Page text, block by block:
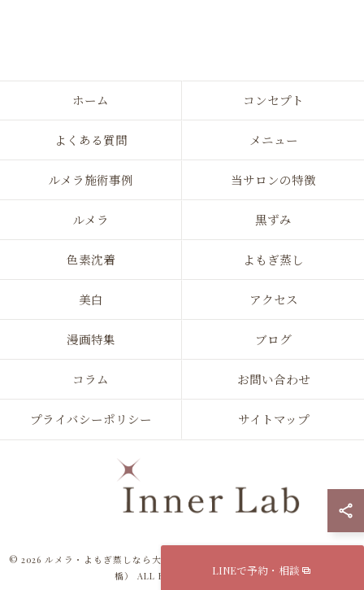
LINEで予約・相談
ホーム コンセプト
よくある質問 メニュー
ルメラ施術事例 当サロンの特徴
ルメラ 黒ずみ
色素沈着 よもぎ蒸し
美白 アクセス
漫画特集 ブログ
コラム お問い合わせ
プライバシーポリシー サイトマップ
© 2026 ルメラ・よもぎ蒸しなら大阪市のInner Lab 心斎橋（インナーラボ心斎
橋） ALL RIGHTS RESERVED.